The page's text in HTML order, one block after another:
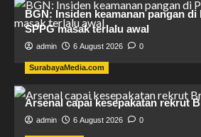
BGN: Insiden keamanan pangan di
SPPG masak terlalu awal
admin 6 August 2026 0
SurabayaMedia.com
Arsenal capai kesepakatan rekrut
admin 6 August 2026 0